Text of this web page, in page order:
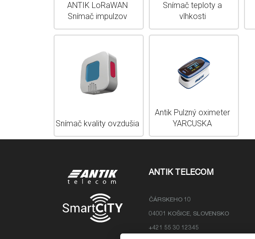
ANTIK LoRaWAN
Snímač impulzov
Snímač teploty a
vlhkosti
Snímač kvality ovzdušia
Antik Pulzný oximeter
YARCUSKA
ANTIK TELECOM
ČÁRSKEHO 10
04001 KOŠICE, SLOVENSKO
+421 55 30 12345